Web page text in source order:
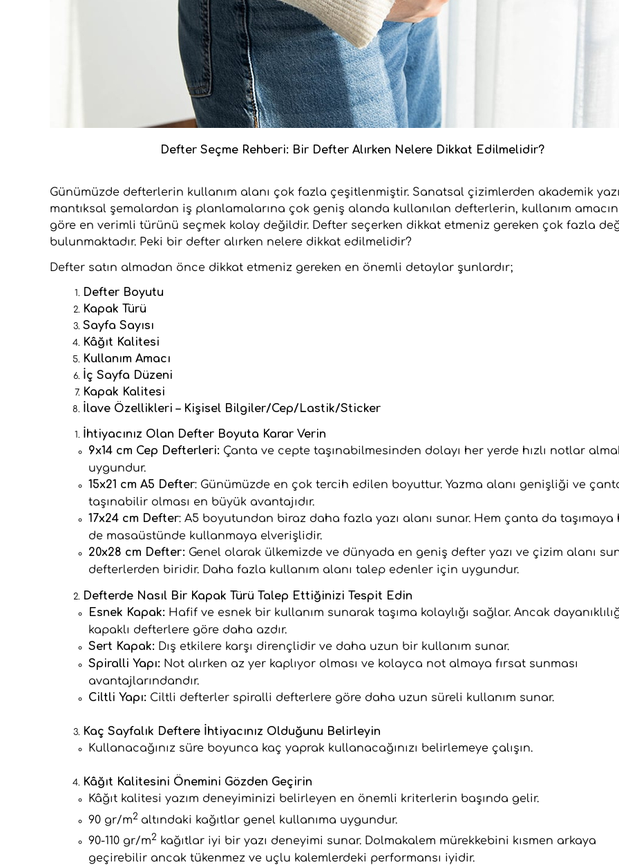
Defter Seçme Rehberi: Bir Defter Alırken Nelere Dikkat Edilmelidir?
Günümüzde defterlerin kullanım alanı çok fazla çeşitlenmiştir. Sanatsal çizimlerden akademik
mantıksal şemalardan iş planlamalarına çok geniş alanda kullanılan defterlerin, kullanım
göre en verimli türünü seçmek kolay değildir. Defter seçerken dikkat etmeniz gereken çok fazla
bulunmaktadır. Peki bir defter alırken nelere dikkat edilmelidir?
Defter satın almadan önce dikkat etmeniz gereken en önemli detaylar şunlardır;
Defter Boyutu
Kapak Türü
Sayfa Sayısı
Kâğıt Kalitesi
Kullanım Amacı
İç Sayfa Düzeni
Kapak Kalitesi
İlave Özellikleri – Kişisel Bilgiler/Cep/Lastik/Sticker
İhtiyacınız Olan Defter Boyuta Karar Verin
9x14 cm Cep Defterleri: Çanta ve cepte taşınabilmesinden dolayı her yerde hızlı notlar
uygundur.
15x21 cm A5 Defter: Günümüzde en çok tercih edilen boyuttur. Yazma alanı genişliği ve
taşınabilir olması en büyük avantajıdır.
17x24 cm Defter: A5 boyutundan biraz daha fazla yazı alanı sunar. Hem çanta da taşımaya
de masaüstünde kullanmaya elverişlidir.
20x28 cm Defter: Genel olarak ülkemizde ve dünyada en geniş defter yazı ve çizim alanı
defterlerden biridir. Daha fazla kullanım alanı talep edenler için uygundur.
Defterde Nasıl Bir Kapak Türü Talep Ettiğinizi Tespit Edin
Esnek Kapak: Hafif ve esnek bir kullanım sunarak taşıma kolaylığı sağlar. Ancak
kapaklı defterlere göre daha azdır.
Sert Kapak: Dış etkilere karşı dirençlidir ve daha uzun bir kullanım sunar.
Spiralli Yapı: Not alırken az yer kaplıyor olması ve kolayca not almaya fırsat sunması
avantajlarındandır.
Ciltli Yapı: Ciltli defterler spiralli defterlere göre daha uzun süreli kullanım sunar.
Kaç Sayfalık Deftere İhtiyacınız Olduğunu Belirleyin
Kullanacağınız süre boyunca kaç yaprak kullanacağınızı belirlemeye çalışın.
Kâğıt Kalitesini Önemini Gözden Geçirin
Kâğıt kalitesi yazım deneyiminizi belirleyen en önemli kriterlerin başında gelir.
90 gr/m2 altındaki kağıtlar genel kullanıma uygundur.
90-110 gr/m2 kağıtlar iyi bir yazı deneyimi sunar. Dolmakalem mürekkebini kısmen arkaya
geçirebilir ancak tükenmez ve uçlu kalemlerdeki performansı iyidir.